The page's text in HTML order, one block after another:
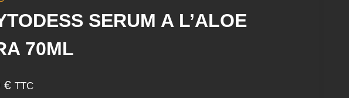
SERUM A L’ALOE
70ML
€ TTC